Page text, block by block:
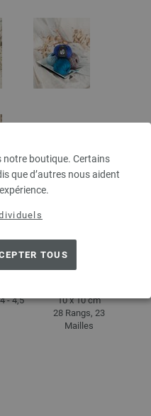
notre boutique. Certains
que d’autres nous aident
TOUS
4 - 4,5
10 x 10 cm
28 Rangs, 23
Mailles